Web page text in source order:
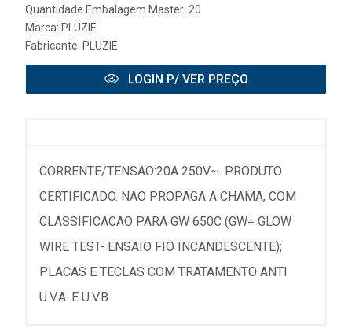
Quantidade Embalagem Master: 20
Marca: PLUZIE
Fabricante: PLUZIE
LOGIN P/ VER PREÇO
CORRENTE/TENSAO:20A 250V~. PRODUTO
CERTIFICADO. NAO PROPAGA A CHAMA, COM
CLASSIFICACAO PARA GW 650C (GW= GLOW
WIRE TEST- ENSAIO FIO INCANDESCENTE);
PLACAS E TECLAS COM TRATAMENTO ANTI
U.V.A. E U.V.B.